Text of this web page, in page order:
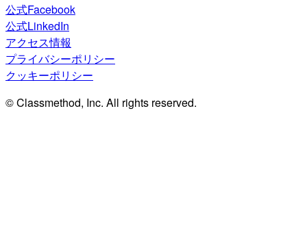
公式Facebook
公式LinkedIn
アクセス情報
プライバシーポリシー
クッキーポリシー
© Classmethod, Inc. All rights reserved.